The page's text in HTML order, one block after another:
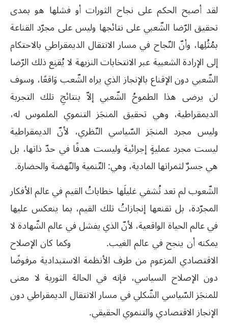
لقد أصبح الحكم على نجاح الثورات أو فشلها هو بمدى
تحقيق الرّضا الشّعبي على نتائجها وليس على مجرّد القناعة
بمُثُلِها، وأنّ النّجاح في مسار الانتقال الديمقراطي بالاحتكام
إلى الإرادة الشعبية عبر الانتخابات النزيهة لا يُقنِع ذلك الرّضا
الشّعبي دون الإقناع بالإنجاز الذي يراه الشّعب وَاقعًا، وسوف
لن يرضى هذا الطموحُ الشّعبي إلاّ بنتائجِ تلك التجربة
الديمقراطية، وهي تحقيق المنجَز التنموي الملموس له،
وليس مجرد المنجَز السّياسي النّظري، لأنّ الديمقراطية
ليست مجرد عمليةٍ إجرائية وليست هدفًا في حدّ ذاتها، بل
هي جسرٌ لثمراتها المادية، وهي: التّنمية والنّهضة والحضارة.
الشّعوب لم تعد تُشفي غليلَها خطاباتُ القيم في عالم الأفكار
المجرّدة، بل تقنعها إنجازاتُ تلك القيم، بما ينعكس عليها
في عالم الحياة الواقعية، لأنّ الذي يفشل في عالم الشّهادة لا
يمكنه أن ينجح في عالم الغيب. وكما كان الإصلاح
الاقتصادي المزعوم من طرف الأنظمة الاستبدادية مرفوضًا
دون الإصلاح السياسي، فإنه في الحالة الثورية لا معنى
للمنجَز السّياسي الشّكلي في مسار الانتقال الديمقراطي دون
الإنجاز الاقتصادي والتنموي الحقيقي.